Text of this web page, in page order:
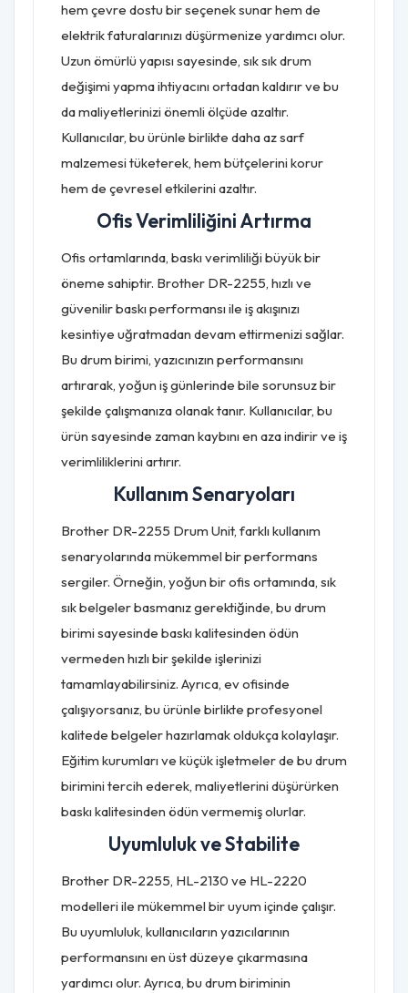
hem çevre dostu bir seçenek sunar hem de
elektrik faturalarınızı düşürmenize yardımcı olur.
Uzun ömürlü yapısı sayesinde, sık sık drum
değişimi yapma ihtiyacını ortadan kaldırır ve bu
da maliyetlerinizi önemli ölçüde azaltır.
Kullanıcılar, bu ürünle birlikte daha az sarf
malzemesi tüketerek, hem bütçelerini korur
hem de çevresel etkilerini azaltır.
Ofis Verimliliğini Artırma
Ofis ortamlarında, baskı verimliliği büyük bir
öneme sahiptir. Brother DR-2255, hızlı ve
güvenilir baskı performansı ile iş akışınızı
kesintiye uğratmadan devam ettirmenizi sağlar.
Bu drum birimi, yazıcınızın performansını
artırarak, yoğun iş günlerinde bile sorunsuz bir
şekilde çalışmanıza olanak tanır. Kullanıcılar, bu
ürün sayesinde zaman kaybını en aza indirir ve iş
verimliliklerini artırır.
Kullanım Senaryoları
Brother DR-2255 Drum Unit, farklı kullanım
senaryolarında mükemmel bir performans
sergiler. Örneğin, yoğun bir ofis ortamında, sık
sık belgeler basmanız gerektiğinde, bu drum
birimi sayesinde baskı kalitesinden ödün
vermeden hızlı bir şekilde işlerinizi
tamamlayabilirsiniz. Ayrıca, ev ofisinde
çalışıyorsanız, bu ürünle birlikte profesyonel
kalitede belgeler hazırlamak oldukça kolaylaşır.
Eğitim kurumları ve küçük işletmeler de bu drum
birimini tercih ederek, maliyetlerini düşürürken
baskı kalitesinden ödün vermemiş olurlar.
Uyumluluk ve Stabilite
Brother DR-2255, HL-2130 ve HL-2220
modelleri ile mükemmel bir uyum içinde çalışır.
Bu uyumluluk, kullanıcıların yazıcılarının
performansını en üst düzeye çıkarmasına
yardımcı olur. Ayrıca, bu drum biriminin